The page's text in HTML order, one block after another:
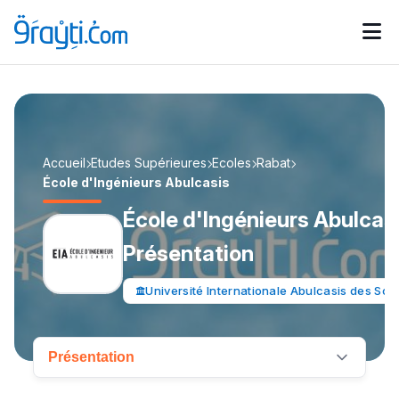
Catégories
Annonces bourses
Accueil Etudes Supérieures Ecoles Rabat
École d'Ingénieurs Abulcasis
École d'Ingénieurs
Présentation
Université Internationale Abulcasis des
Présentation